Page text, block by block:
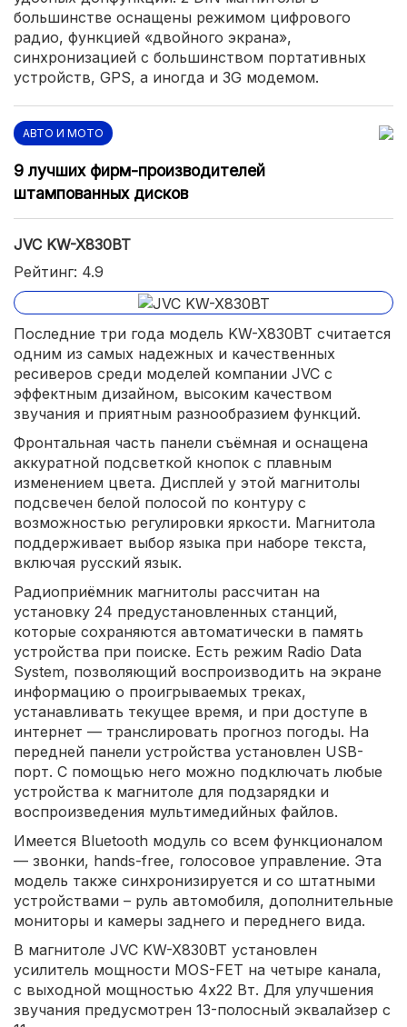
большинстве оснащены режимом цифрового
радио, функцией «двойного экрана»,
синхронизацией с большинством портативных
устройств, GPS, а иногда и 3G модемом.
АВТО И МОТО
9 лучших фирм-производителей
штампованных дисков
JVC KW-X830BT
Рейтинг: 4.9
Последние три года модель KW-X830BT считается
одним из самых надежных и качественных
ресиверов среди моделей компании JVC с
эффектным дизайном, высоким качеством
звучания и приятным разнообразием функций.
Фронтальная часть панели съёмная и оснащена
аккуратной подсветкой кнопок с плавным
изменением цвета. Дисплей у этой магнитолы
подсвечен белой полосой по контуру с
возможностью регулировки яркости. Магнитола
поддерживает выбор языка при наборе текста,
включая русский язык.
Радиоприёмник магнитолы рассчитан на
установку 24 предустановленных станций,
которые сохраняются автоматически в память
устройства при поиске. Есть режим Radio Data
System, позволяющий воспроизводить на экране
информацию о проигрываемых треках,
устанавливать текущее время, и при доступе в
интернет — транслировать прогноз погоды. На
передней панели устройства установлен USB-
порт. С помощью него можно подключать любые
устройства к магнитоле для подзарядки и
воспроизведения мультимедийных файлов.
Имеется Bluetooth модуль со всем функционалом
— звонки, hands-free, голосовое управление. Эта
модель также синхронизируется и со штатными
устройствами – руль автомобиля, дополнительные
мониторы и камеры заднего и переднего вида.
В магнитоле JVC KW-X830BT установлен
усилитель мощности MOS-FET на четыре канала,
с выходной мощностью 4х22 Вт. Для улучшения
звучания предусмотрен 13-полосный эквалайзер с